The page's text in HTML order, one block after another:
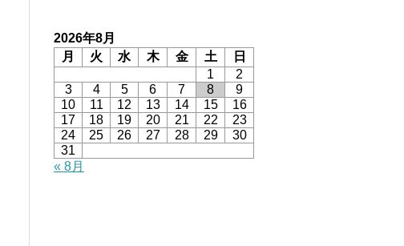
2026年8月
月
火 水 木 金 土
日
1
2
3
4 5 6 7 8
9
10
11 12 13 14 15
16
17
18 19 20 21 22
23
24
25 26 27 28 29
30
31
« 8月